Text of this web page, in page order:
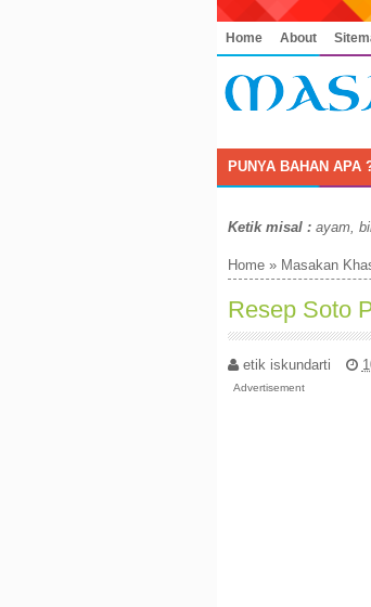
Home About
PUNYA BAHAN APA
Ketik misal :ayam,
Home» Masakan
Resep Soto
etik iskundarti
Advertisement